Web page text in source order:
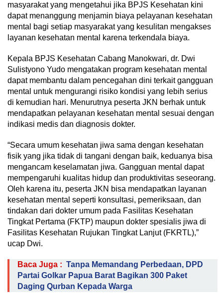
masyarakat yang mengetahui jika BPJS Kesehatan kini
dapat menanggung menjamin biaya pelayanan kesehatan
mental bagi setiap masyarakat yang kesulitan mengakses
layanan kesehatan mental karena terkendala biaya.
Kepala BPJS Kesehatan Cabang Manokwari, dr. Dwi
Sulistyono Yudo mengatakan program kesehatan mental
dapat membantu dalam pencegahan dini terkait gangguan
mental untuk mengurangi risiko kondisi yang lebih serius
di kemudian hari. Menurutnya peserta JKN berhak untuk
mendapatkan pelayanan kesehatan mental sesuai dengan
indikasi medis dan diagnosis dokter.
“Secara umum kesehatan jiwa sama dengan kesehatan
fisik yang jika tidak di tangani dengan baik, keduanya bisa
mengancam keselamatan jiwa. Gangguan mental dapat
mempengaruhi kualitas hidup dan produktivitas seseorang.
Oleh karena itu, peserta JKN bisa mendapatkan layanan
kesehatan mental seperti konsultasi, pemeriksaan, dan
tindakan dari dokter umum pada Fasilitas Kesehatan
Tingkat Pertama (FKTP) maupun dokter spesialis jiwa di
Fasilitas Kesehatan Rujukan Tingkat Lanjut (FKRTL),”
ucap Dwi.
Baca Juga : Tanpa Memandang Perbedaan, DPD
Partai Golkar Papua Barat Bagikan 300 Paket
Daging Qurban Kepada Warga